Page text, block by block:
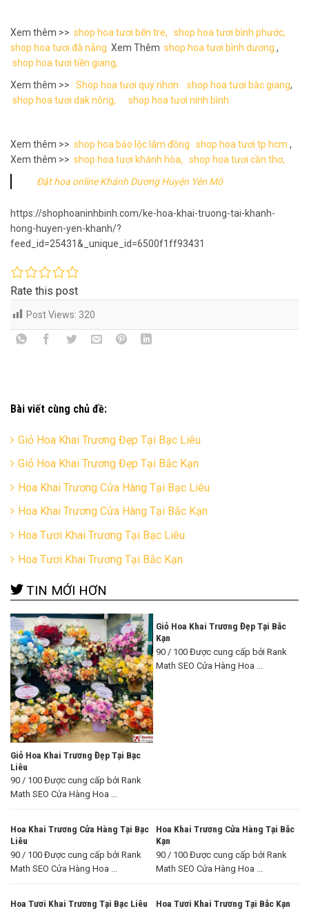
Xem thêm >> shop hoa tươi bến tre,
shop hoa tươi bình phước,
shop hoa tươi đà nẵng Xem Thêm shop hoa tươi bình dương ,
shop hoa tươi tiền giang,
Xem thêm >> Shop hoa tươi quy nhơn shop hoa tươi bắc giang,
shop hoa tươi dak nông,
shop hoa tươi ninh bình
Xem thêm >> shop hoa bảo lộc lâm đồng shop hoa tươi tp hcm ,
Xem thêm >> shop hoa tươi khánh hòa,
shop hoa tươi cần thơ,
Đặt hoa online Khánh Dương Huyện Yên Mô
https://shophoaninhbinh.com/ke-hoa-khai-truong-tai-khanh-
hong-huyen-yen-khanh/?
feed_id=25431&_unique_id=6500f1ff93431
Rate this post
Post Views: 320
Bài viết cùng chủ đề:
Giỏ Hoa Khai Trương Đẹp Tại Bạc Liêu
Giỏ Hoa Khai Trương Đẹp Tại Bắc Kạn
Hoa Khai Trương Cửa Hàng Tại Bạc Liêu
Hoa Khai Trương Cửa Hàng Tại Bắc Kạn
Hoa Tươi Khai Trương Tại Bạc Liêu
Hoa Tươi Khai Trương Tại Bắc Kạn
TIN MỚI HƠN
Giỏ Hoa Khai Trương Đẹp Tại Bạc
Liêu
90 / 100 Được cung cấp bởi Rank
Math SEO Cửa Hàng Hoa ...
Giỏ Hoa Khai Trương Đẹp Tại Bắc
Kạn
90 / 100 Được cung cấp bởi Rank
Math SEO Cửa Hàng Hoa ...
Hoa Khai Trương Cửa Hàng Tại Bạc
Liêu
90 / 100 Được cung cấp bởi Rank
Math SEO Cửa Hàng Hoa ...
Hoa Khai Trương Cửa Hàng Tại Bắc
Kạn
90 / 100 Được cung cấp bởi Rank
Math SEO Cửa Hàng Hoa ...
Hoa Tươi Khai Trương Tại Bạc Liêu Hoa Tươi Khai Trương Tại Bắc Kạn